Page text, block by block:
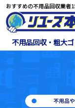
おすすめの不用品回収業者
不用品回収・粗大